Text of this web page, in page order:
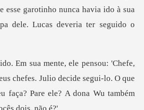
esse garotinho nunca ha
chefes. Julio decide segui-lo. O que
f